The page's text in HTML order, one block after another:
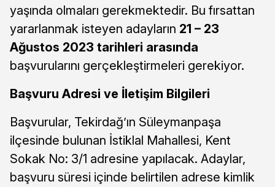
yaşında olmaları gerekmektedir. Bu fırsattan
yararlanmak isteyen adayların 21 – 23
Ağustos 2023 tarihleri arasında
başvurularını gerçekleştirmeleri gerekiyor.
Başvuru Adresi ve İletişim Bilgileri
Başvurular, Tekirdağ’ın Süleymanpaşa
ilçesinde bulunan İstiklal Mahallesi, Kent
Sokak No: 3/1 adresine yapılacak. Adaylar,
başvuru süresi içinde belirtilen adrese kimlik